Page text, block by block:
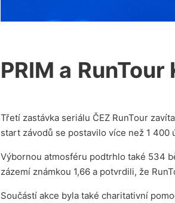
PRIM a
Třetí zastávka seriálu ČEZ RunTour
start závodů se postavilo více než 1
Výbornou atmosféru podtrhlo také 534
zázemí známkou 1,66 a potvrdili, že
Součástí akce byla také charitativní